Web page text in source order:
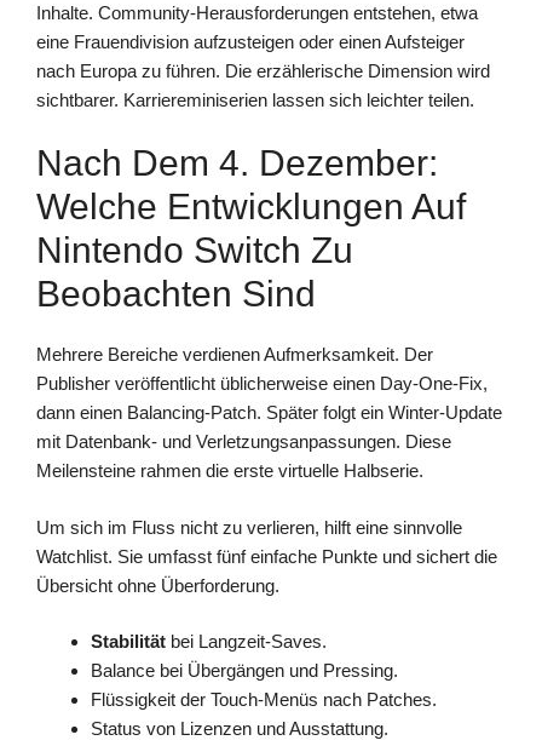
Inhalte. Community-Herausforderungen entstehen, etwa
eine Frauendivision aufzusteigen oder einen Aufsteiger
nach Europa zu führen. Die erzählerische Dimension wird
sichtbarer. Karriereminiserien lassen sich leichter teilen.
Nach Dem 4. Dezember:
Welche Entwicklungen Auf
Nintendo Switch Zu
Beobachten Sind
Mehrere Bereiche verdienen Aufmerksamkeit. Der
Publisher veröffentlicht üblicherweise einen Day-One-Fix,
dann einen Balancing-Patch. Später folgt ein Winter-Update
mit Datenbank- und Verletzungsanpassungen. Diese
Meilensteine rahmen die erste virtuelle Halbserie.
Um sich im Fluss nicht zu verlieren, hilft eine sinnvolle
Watchlist. Sie umfasst fünf einfache Punkte und sichert die
Übersicht ohne Überforderung.
Stabilität bei Langzeit-Saves.
Balance bei Übergängen und Pressing.
Flüssigkeit der Touch-Menüs nach Patches.
Status von Lizenzen und Ausstattung.